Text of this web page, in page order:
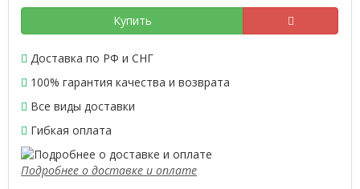
Купить
Доставка по РФ и СНГ
100% гарантия качества и возврата
Все виды доставки
Гибкая оплата
Подробнее о доставке и оплате